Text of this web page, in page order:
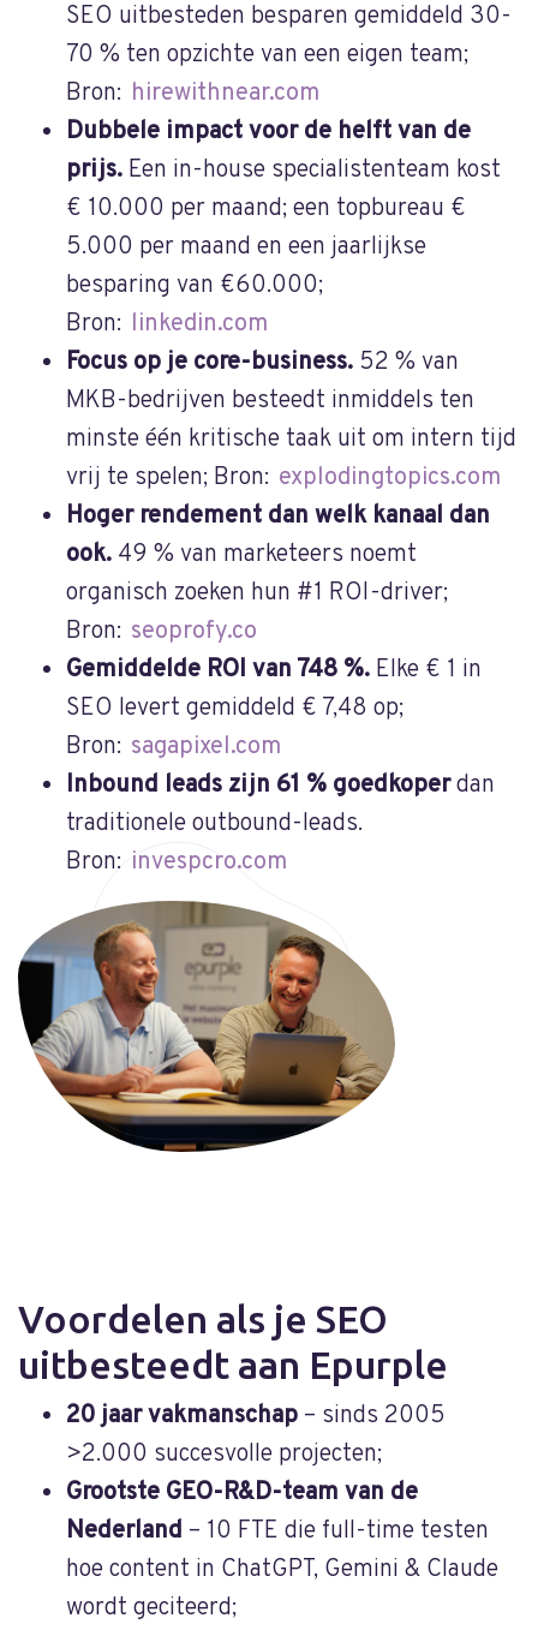
SEO uitbesteden besparen gemiddeld 30-
70 % ten opzichte van een eigen team;
Bron: hirewithnear.com
Dubbele impact voor de helft van de
prijs. Een in-house specialistenteam kost
€ 10.000 per maand; een topbureau €
5.000 per maand en een jaarlijkse
besparing van €60.000;
Bron: linkedin.com
Focus op je core-business. 52 % van
MKB-bedrijven besteedt inmiddels ten
minste één kritische taak uit om intern tijd
vrij te spelen; Bron: explodingtopics.com
Hoger rendement dan welk kanaal dan
ook. 49 % van marketeers noemt
organisch zoeken hun #1 ROI-driver;
Bron: seoprofy.co
Gemiddelde ROI van 748 %. Elke € 1 in
SEO levert gemiddeld € 7,48 op;
Bron: sagapixel.com
Inbound leads zijn 61 % goedkoperdan
traditionele outbound-leads.
Bron: invespcro.com
Voordelen als je SEO
uitbesteedt aan Epurple
20 jaar vakmanschap – sinds 2005
>2.000 succesvolle projecten;
Grootste GEO-R&D-team van de
Nederland – 10 FTE die full-time testen
hoe content in ChatGPT, Gemini & Claude
wordt geciteerd;